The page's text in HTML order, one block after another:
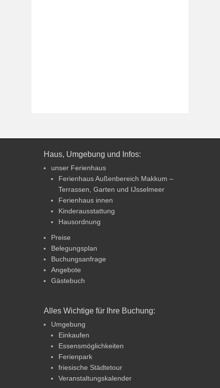
Haus, Umgebung und Infos:
unser Ferienhaus
Ferienhaus Außenbereich Makkum –
Terrassen, Garten und IJsselmeer
Ferienhaus innen
Kinderausstattung
Hausordnung
Preise
Belegungsplan
Buchungsanfrage
Angebote
Gästebuch
Alles Wichtige für Ihre Buchung:
Umgebung
Einkaufen
Essensmöglichkeiten
Ferienpark
friesische Städtetour
Veranstaltungskalender